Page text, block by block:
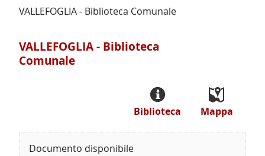
VALLEFOGLIA - Biblioteca Comunale
VALLEFOGLIA - Biblioteca
Comunale
Mappa
Biblioteca
Documento disponibile